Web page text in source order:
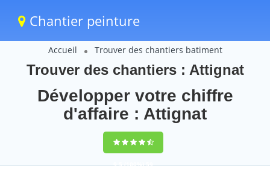
Chantier peinture
Accueil Trouver des chantiers batiment
Trouver des chantiers : Attignat
Développer votre chiffre
d'affaire : Attignat
9,5(100%)59